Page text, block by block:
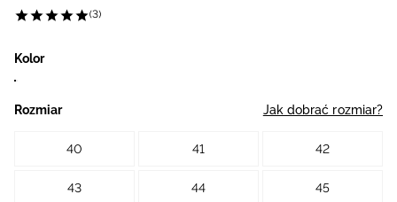
(3)
Kolor
Rozmiar Jak dobrać rozmiar?
40 41 42
43 44 45